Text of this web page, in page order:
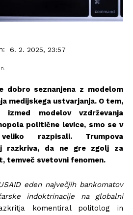
6. 2. 2025, 23:57
dobro seznanjena z modelom
medijskega ustvarjanja. O tem,
modelov vzdrževanja
politične levice, smo se v
razpisali. Trumpova
razkriva, da ne gre zgolj za
temveč svetovni fenomen.
eden največjih bankomatov
indoktrinacije na globalni
komentiral politolog in